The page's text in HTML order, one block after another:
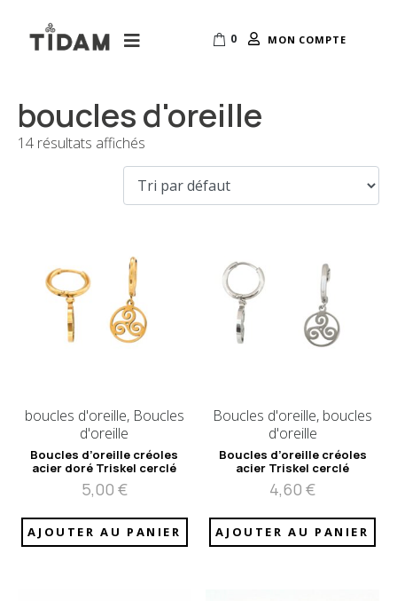
0 MON COMPTE
boucles d'oreille
14 résultats affichés
boucles d'oreille, Boucles
d'oreille
Boucles d’oreille créoles
acier doré Triskel cerclé
5,00 €
AJOUTER AU PANIER
Boucles d'oreille, boucles
d'oreille
Boucles d’oreille créoles
acier Triskel cerclé
4,60€
AJOUTER AU PANIER